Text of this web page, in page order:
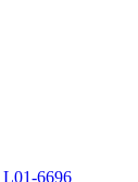
L01-6696